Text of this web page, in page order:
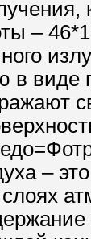
–
в виде
–